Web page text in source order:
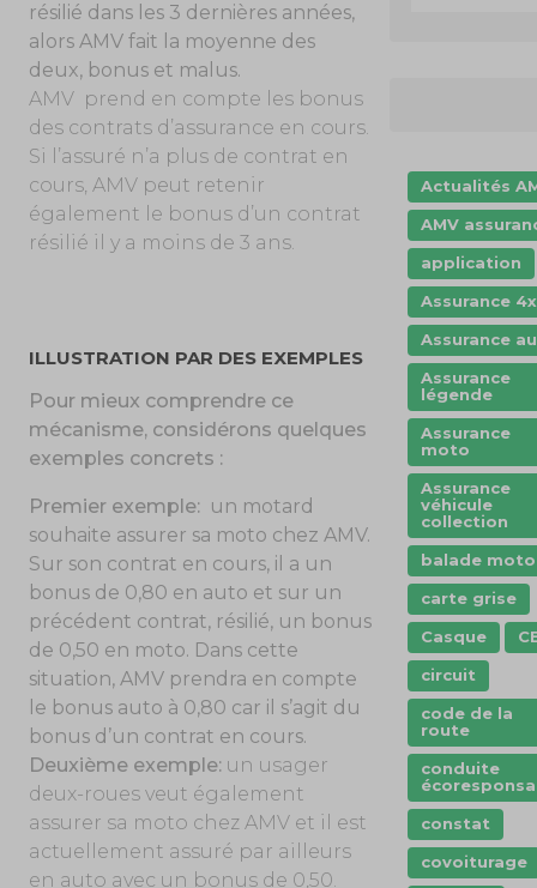
résilié dans les 3 dernières années,
alors AMV fait la moyenne des
deux, bonus et malus.
AMV prend en compte les bonus
des contrats d’assurance en cours.
Si l’assuré n’a plus de contrat en
cours, AMV peut retenir
également le bonus d’un contrat
résilié il y a moins de 3 ans.
ILLUSTRATION PAR DES EXEMPLES
Pour mieux comprendre ce
mécanisme, considérons quelques
exemples concrets :
Premier exemple: un motard
souhaite assurer sa moto chez AMV.
Sur son contrat en cours, il a un
bonus de 0,80 en auto et sur un
précédent contrat, résilié, un bonus
de 0,50 en moto. Dans cette
situation, AMV prendra en compte
le bonus auto à 0,80 car il s’agit du
bonus d’un contrat en cours.
Deuxième exemple: un usager
deux-roues veut également
assurer sa moto chez AMV et il est
actuellement assuré par ailleurs
en auto avec un bonus de 0,50.
Actualités
AMV
application
Assurance
Assurance
Assurance
légende
Assurance
moto
Assurance
véhicule
collection
balade moto
carte grise
Casque
circuit
code de la
route
conduite
constat
covoiturage